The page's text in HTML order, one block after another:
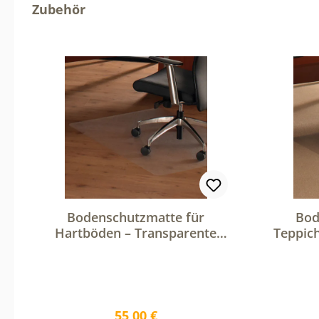
Produktgalerie überspringen
Zubehör
Bodenschutzmatte für
Hartböden – Transparente
Regulärer Preis:
55,00 €